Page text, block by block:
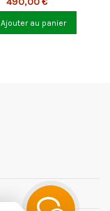
Ajouter au panier